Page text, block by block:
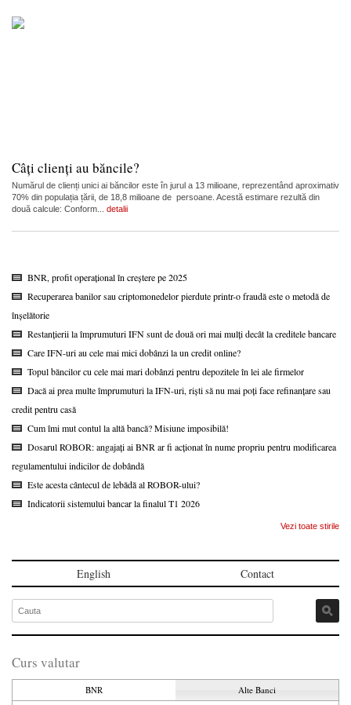
Câți clienți au băncile?
Numărul de clienți unici ai băncilor este în jurul a 13 milioane, reprezentând aproximativ
70% din populația țării, de 18,8 milioane de persoane. Acestă estimare rezultă din
două calcule: Conform... detalii
BNR, profit operațional în creștere pe 2025
Recuperarea banilor sau criptomonedelor pierdute printr-o fraudă este o metodă de
înșelătorie
Restanțierii la împrumuturi IFN sunt de două ori mai mulți decât la creditele bancare
Care IFN-uri au cele mai mici dobânzi la un credit online?
Topul băncilor cu cele mai mari dobânzi pentru depozitele în lei ale firmelor
Dacă ai prea multe împrumuturi la IFN-uri, riști să nu mai poți face refinanțare sau
credit pentru casă
Cum îmi mut contul la altă bancă? Misiune imposibilă!
Dosarul ROBOR: angajați ai BNR ar fi acționat în nume propriu pentru modificarea
regulamentului indicilor de dobândă
Este acesta cântecul de lebădă al ROBOR-ului?
Indicatorii sistemului bancar la finalul T1 2026
Vezi toate stirile
English Contact
Curs valutar
BNR Alte Banci